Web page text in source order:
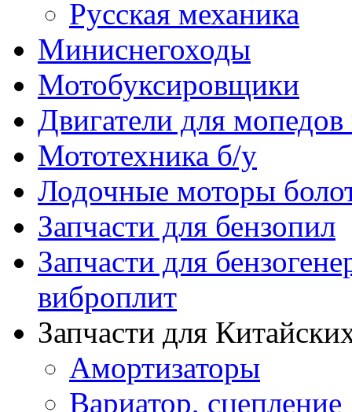
Русская механика
Миниснегоходы
Мотобуксировщики
Двигатели для
Мототехника б/у
Лодочные моторы
Запчасти для бензопил
Запчасти для
виброплит
Запчасти для
Амортизаторы
Вариатор, сцепление